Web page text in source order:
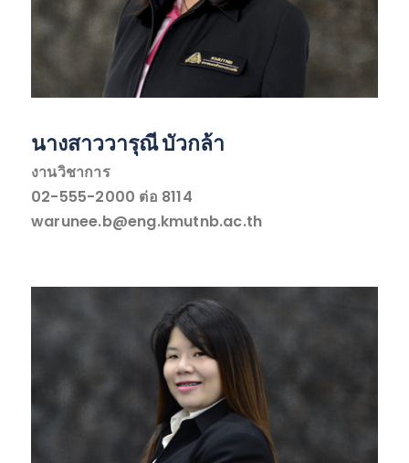
นางสาววารุณี บัวกล้า
งานวิชาการ
02-555-2000 ต่อ 8114
warunee.b@eng.kmutnb.ac.th